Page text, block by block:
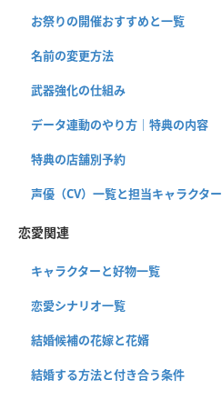
お祭りの開催おすすめと一覧
名前の変更方法
武器強化の仕組み
データ連動のやり方｜特典の内容
特典の店舗別予約
声優（CV）一覧と担当キャラクター
恋愛関連
キャラクターと好物一覧
恋愛シナリオ一覧
結婚候補の花嫁と花婿
結婚する方法と付き合う条件